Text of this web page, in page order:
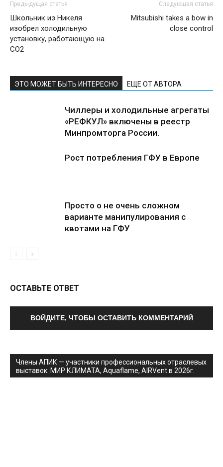
Предыдущая статья
Школьник из Никеля
изобрел холодильную
установку, работающую на
CO2
Следующая статья
Mitsubishi takes a bow in
close control
ЭТО МОЖЕТ БЫТЬ ИНТЕРЕСНО ЕЩЕ ОТ АВТОРА
Чиллеры и холодильные агрегаты
«РЕФКУЛ» включены в реестр
Минпромторга России.
Рост потребления ГФУ в Европе
Просто о не очень сложном
варианте манипулирования с
квотами на ГФУ
ОСТАВЬТЕ ОТВЕТ
ВОЙДИТЕ, ЧТОБЫ ОСТАВИТЬ КОММЕНТАРИЙ
Члены АПИК — участники профессиональных отраслевых
выставок: МИР КЛИМАТА, Aquaflame, AIRVent в 2026г.